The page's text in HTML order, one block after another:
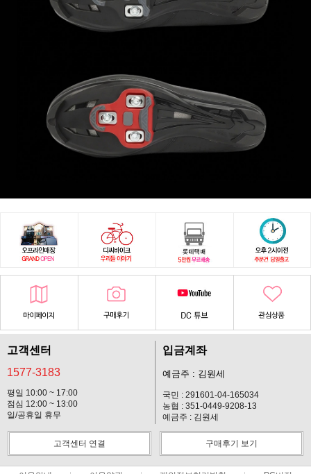
고객센터
1577-3183
평일 10:00 ~ 17:00
점심 12:00 ~ 13:00
일/공휴일 휴무
입금계좌
예금주 : 김원세
국민 : 291601-04-165034
농협 : 351-0449-9208-13
예금주 : 김원세
고객센터 연결 구매후기 보기